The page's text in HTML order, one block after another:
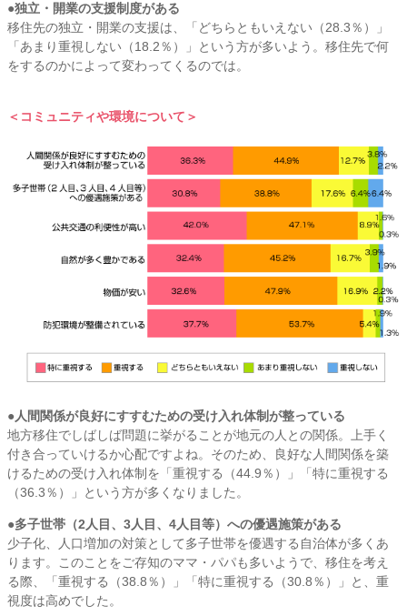
●独立・開業の支援制度がある
移住先の独立・開業の支援は、「どちらともいえない（28.3％）」
「あまり重視しない（18.2％）」という方が多いよう。移住先で何
をするのかによって変わってくるのでは。
＜コミュニティや環境について＞
●人間関係が良好にすすむための受け入れ体制が整っている
地方移住でしばしば問題に挙がることが地元の人との関係。上手く
付き合っていけるか心配ですよね。そのため、良好な人間関係を築
けるための受け入れ体制を「重視する（44.9％）」「特に重視する
（36.3％）」という方が多くなりました。
●多子世帯（2人目、3人目、4人目等）への優遇施策がある
少子化、人口増加の対策として多子世帯を優遇する自治体が多くあ
ります。このことをご存知のママ・パパも多いようで、移住を考え
る際、「重視する（38.8％）」「特に重視する（30.8％）」と、重
視度は高めでした。